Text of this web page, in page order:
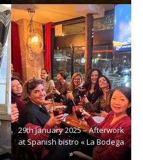
29th January 2025 – Afterwork
at Spanish bistro « La Bodega
»